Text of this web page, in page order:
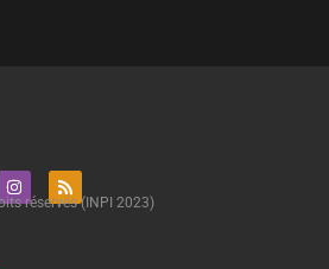
réservés (INPI 2023)